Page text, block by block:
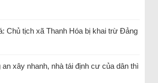
Chủ tịch xã Thanh Hóa bị khai trừ Đảng
an xây nhanh, nhà tái định cư của dân thì